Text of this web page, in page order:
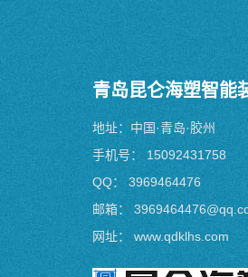
青岛昆仑海塑智能
地址：中国·青岛·胶州
手机号： 15092431758
QQ： 3969464476
邮箱：
网址： www.qdklhs.com